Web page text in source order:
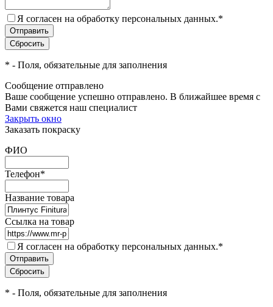
Я согласен на обработку персональных данных.*
* - Поля, обязательные для заполнения
Сообщение отправлено
Ваше сообщение успешно отправлено. В ближайшее время с
Вами свяжется наш специалист
Закрыть окно
Заказать покраску
ФИО
Телефон*
Название товара
Ссылка на товар
Я согласен на обработку персональных данных.*
* - Поля, обязательные для заполнения